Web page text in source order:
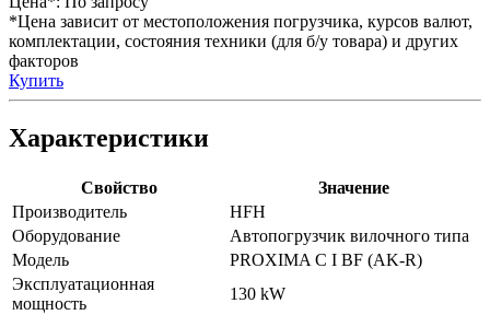
*Цена зависит от местоположения погрузчика, курсов валют,
комплектации, состояния техники (для б/у товара) и других
факторов
Купить
Характеристики
Свойство
Значение
Производитель
HFH
Оборудование
Автопогрузчик вилочного типа
Модель
PROXIMA C I BF (AK-R)
Эксплуатационная
мощность
130 kW